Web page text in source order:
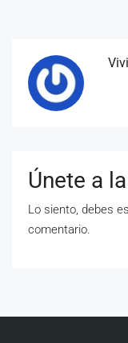
Únete a
Lo siento, debes
comentario.